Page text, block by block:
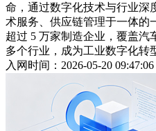
命，通过数字化技术与行业深
术服务、供应链管理于一体的
超过 5 万家制造企业，覆盖汽
多个行业，成为工业数字化转
入网时间：2026-05-20 09:47:06